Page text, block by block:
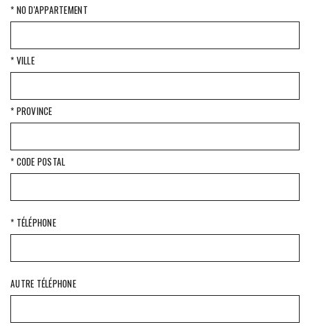
* NO D'APPARTEMENT
* VILLE
* PROVINCE
* CODE POSTAL
* TÉLÉPHONE
AUTRE TÉLÉPHONE